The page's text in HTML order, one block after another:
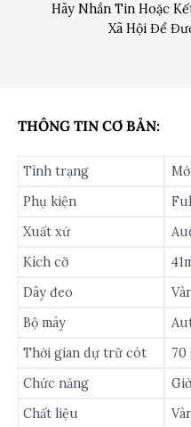
Hãy Nhắn Tin Hoặc
Xã Hội Để
THÔNG TIN CƠ BẢN:
Tình trạng
Phụ kiện
Xuất xứ
Kích cỡ
Dây đeo
Bộ máy
Thời gian dự trữ cót
70
Chức năng
Chất liệu